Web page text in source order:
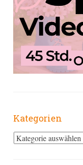
Kategorien
Kategorien